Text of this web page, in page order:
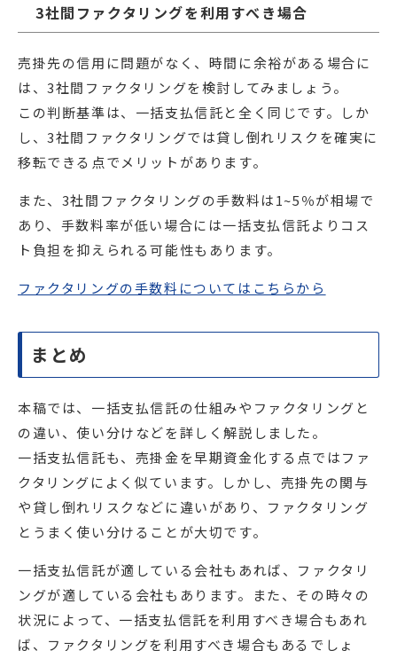
3社間ファクタリングを利用すべき場合
売掛先の信用に問題がなく、時間に余裕がある場合に
は、3社間ファクタリングを検討してみましょう。
この判断基準は、一括支払信託と全く同じです。しか
し、3社間ファクタリングでは貸し倒れリスクを確実に
移転できる点でメリットがあります。
また、3社間ファクタリングの手数料は1~5％が相場で
あり、手数料率が低い場合には一括支払信託よりコス
ト負担を抑えられる可能性もあります。
ファクタリングの手数料についてはこちらから
まとめ
本稿では、一括支払信託の仕組みやファクタリングと
の違い、使い分けなどを詳しく解説しました。
一括支払信託も、売掛金を早期資金化する点ではファ
クタリングによく似ています。しかし、売掛先の関与
や貸し倒れリスクなどに違いがあり、ファクタリング
とうまく使い分けることが大切です。
一括支払信託が適している会社もあれば、ファクタリ
ングが適している会社もあります。また、その時々の
状況によって、一括支払信託を利用すべき場合もあれ
ば、ファクタリングを利用すべき場合もあるでしょ